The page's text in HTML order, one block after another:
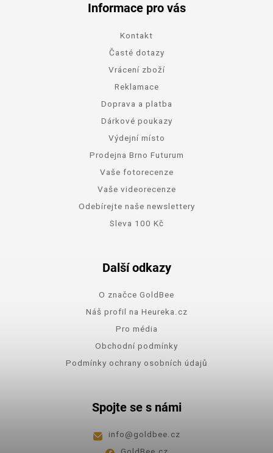
Informace pro vás
Kontakt
Časté dotazy
Vrácení zboží
Reklamace
Doprava a platba
Dárkové poukazy
Výdejní místo
Prodejna Brno Futurum
Vaše fotorecenze
Vaše videorecenze
Odebírejte naše newslettery
Sleva 100 Kč
Další odkazy
O značce GoldBee
Náš profil na Heureka.cz
Pro média
Obchodní podmínky
Podmínky ochrany osobních údajů
Spojte se s námi
info@goldbee.cz